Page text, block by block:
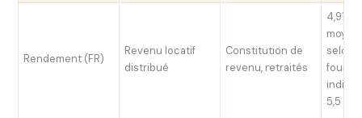
Rendement (FR)
Revenu locatif
distribué
Constitution de
revenu, retraités
4,91 %
selon
5,5 %